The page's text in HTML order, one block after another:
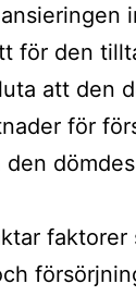
för den
att den
för